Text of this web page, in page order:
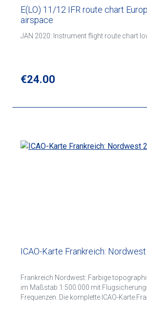
E(LO) 11/12 IFR route chart
airspace
JAN 2020: Instrument flight route chart
Regular price:
€24.00
ICAO-Karte Frankreich:
Frankreich Nordwest: Farbige
im Maßstab 1:500.000 mit
Frequenzen. Die komplette ICAO-Karte